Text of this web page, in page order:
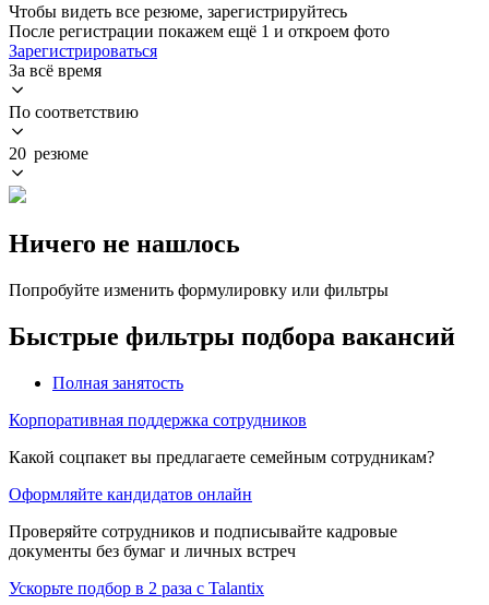
Чтобы видеть все резюме, зарегистрируйтесь
После регистрации покажем ещё 1 и откроем фото
Зарегистрироваться
За всё время
По соответствию
20 резюме
Ничего не нашлось
Попробуйте изменить формулировку или фильтры
Быстрые фильтры подбора вакансий
Полная занятость
Корпоративная поддержка сотрудников
Какой соцпакет вы предлагаете семейным сотрудникам?
Оформляйте кандидатов онлайн
Проверяйте сотрудников и подписывайте кадровые
документы без бумаг и личных встреч
Ускорьте подбор в 2 раза с Talantix